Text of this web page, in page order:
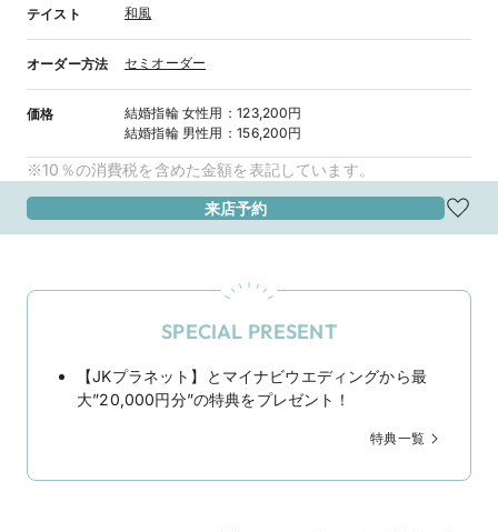
テイスト 和風
オーダー方法 セミオーダー
価格 結婚指輪 女性用 ：123,200円
結婚指輪 男性用 ：156,200円
※10％の消費税を含めた金額を表記しています。
来店予約
SPECIAL PRESENT
【JKプラネット】とマイナビウエディングから最
大”20,000円分”の特典をプレゼント！
特典一覧